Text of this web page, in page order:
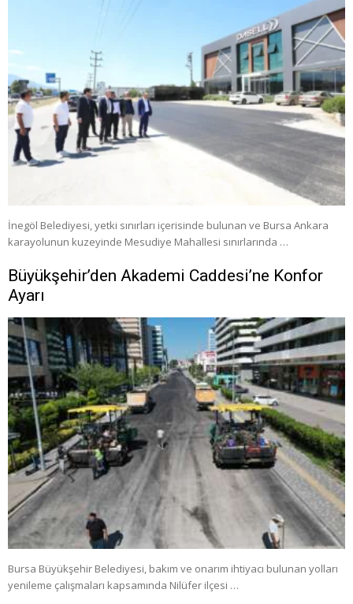
İnegöl Belediyesi, yetki sınırları içerisinde bulunan ve Bursa Ankara
karayolunun kuzeyinde Mesudiye Mahallesi sınırlarında …
Büyükşehir’den Akademi Caddesi’ne Konfor
Ayarı
Bursa Büyükşehir Belediyesi, bakım ve onarım ihtiyacı bulunan yolları
yenileme çalışmaları kapsamında Nilüfer ilçesi …